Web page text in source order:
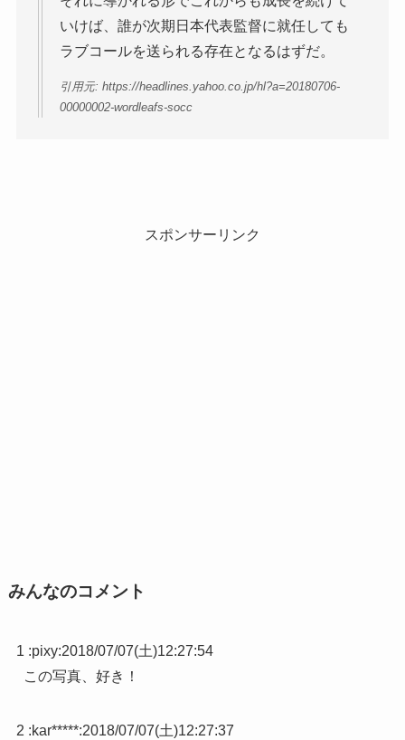
いけば、誰が次期日本代表監督に就任しても
ラブコールを送られる存在となるはずだ。
引用元: https://headlines.yahoo.co.jp/hl?a=20180706-
00000002-wordleafs-socc
スポンサーリンク
みんなのコメント
1 :pixy:2018/07/07(土)12:27:54
この写真、好き！
2 :kar*****:2018/07/07(土)12:27:37